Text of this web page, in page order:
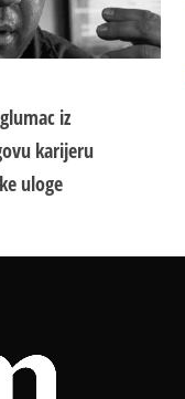
iz
karijeru
uloge